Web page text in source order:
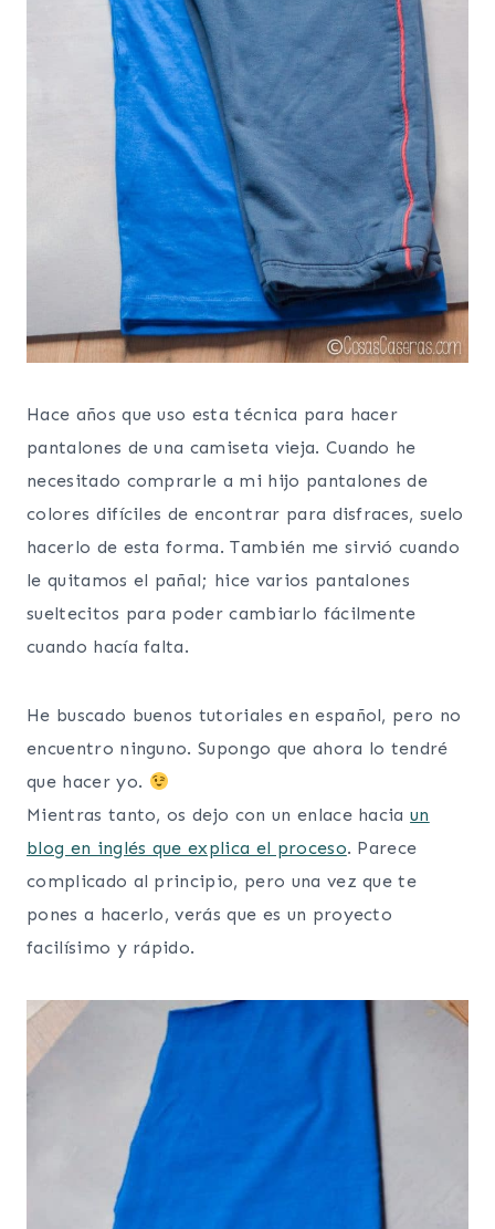
Hace años que uso esta técnica para hacer
pantalones de una camiseta vieja. Cuando he
necesitado comprarle a mi hijo pantalones de
colores difíciles de encontrar para disfraces, suelo
hacerlo de esta forma. También me sirvió cuando
le quitamos el pañal; hice varios pantalones
sueltecitos para poder cambiarlo fácilmente
cuando hacía falta.
He buscado buenos tutoriales en español, pero no
encuentro ninguno. Supongo que ahora lo tendré
que hacer yo.
Mientras tanto, os dejo con un enlace haciaun
blog en inglés que explica el proceso. Parece
complicado al principio, pero una vez que te
pones a hacerlo, verás que es un proyecto
facilísimo y rápido.